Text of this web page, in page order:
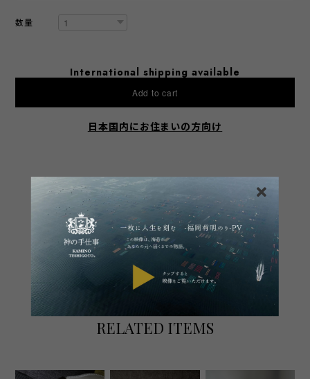
数量
International shipping available
Add to cart
日本国内にお住まいの方向け
SHARE ON
通報する
RELATED ITEMS